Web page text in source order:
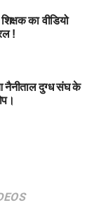
का वीडियो
!
नैनीताल दुग्ध संघ के